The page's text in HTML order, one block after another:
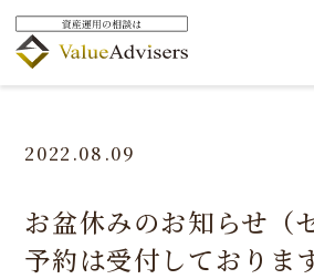
HOME ニュース
お盆休みのお知らせ（セミナーのご予約
2022.08.09
お盆休みのお知らせ（
予約は受付しておりま